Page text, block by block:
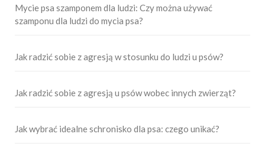
Mycie psa szamponem dla ludzi: Czy można używać
szamponu dla ludzi do mycia psa?
Jak radzić sobie z agresją w stosunku do ludzi u psów?
Jak radzić sobie z agresją u psów wobec innych zwierząt?
Jak wybrać idealne schronisko dla psa: czego unikać?